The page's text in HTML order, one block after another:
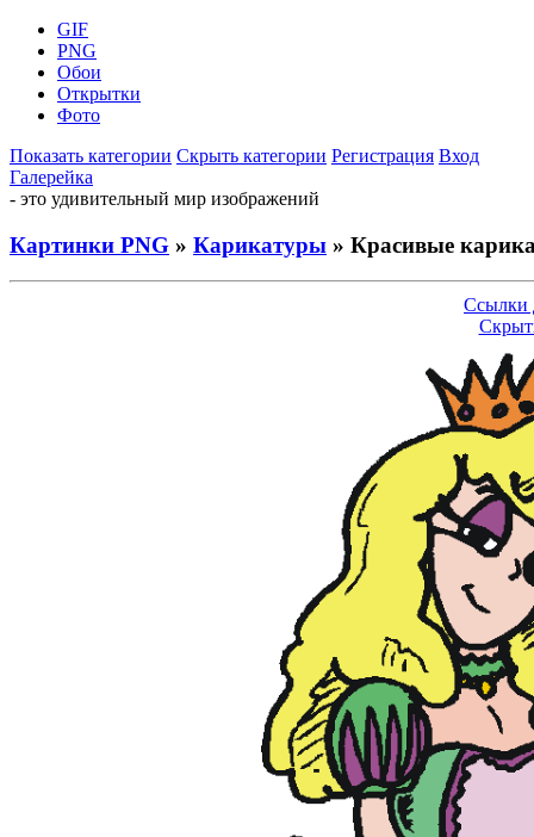
GIF
PNG
Обои
Открытки
Фото
Показать категории Скрыть категории Регистрация Вход
Галерейка
- это удивительный мир изображений
Картинки PNG » Карикатуры » Красивые
Ссылки